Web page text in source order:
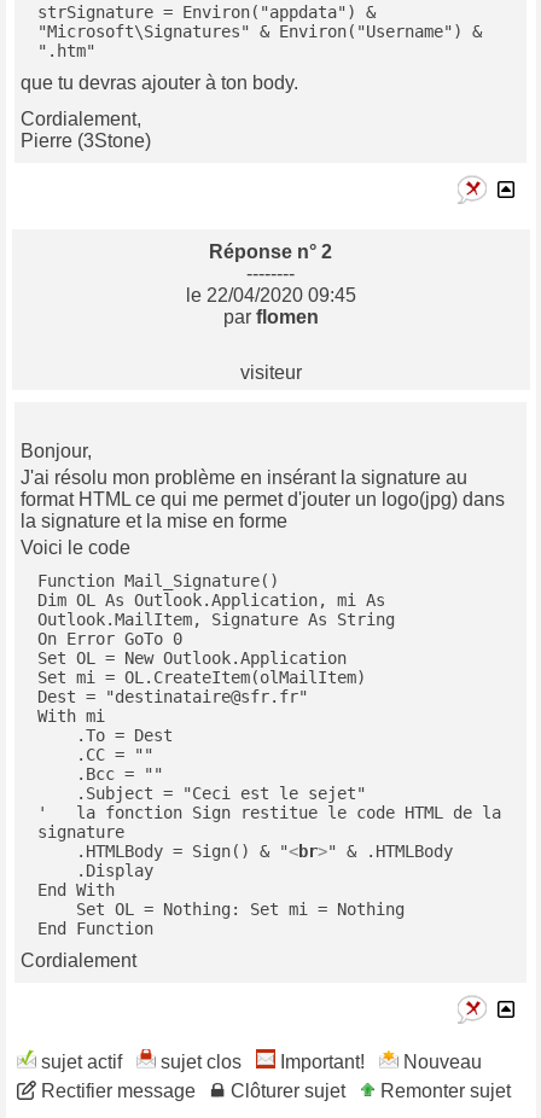
strSignature = Environ("appdata") &
"Microsoft\Signatures" & Environ("Username") &
".htm"
que tu devras ajouter à ton body.
Cordialement,
Pierre (3Stone)
Réponse n° 2
--------
le 22/04/2020 09:45
par flomen
visiteur
Bonjour,
J'ai résolu mon problème en insérant la signature au
format HTML ce qui me permet d'jouter un logo(jpg) dans
la signature et la mise en forme
Voici le code
Function Mail_Signature()
Dim OL As Outlook.Application, mi As
Outlook.MailItem, Signature As String
On Error GoTo 0
Set OL = New Outlook.Application
Set mi = OL.CreateItem(olMailItem)
Dest = "destinataire@sfr.fr"
With mi
'   la fonction Sign restitue le code HTML de la
signature
    .HTMLBody = Sign() & "
<br>" & .HTMLBody
End With
End Function
Cordialement
sujet actif sujet clos Important!
Nouveau
Rectifier message
Clôturer sujet
Remonter sujet